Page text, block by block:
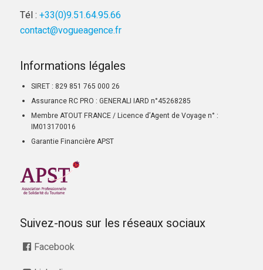
Tél : +33(0)9.51.64.95.66
contact@vogueagence.fr
Informations légales
SIRET : 829 851 765 000 26
Assurance RC PRO : GENERALI IARD n°45268285
Membre ATOUT FRANCE / Licence d’Agent de Voyage n° :
IM013170016
Garantie Financière APST
Suivez-nous sur les réseaux sociaux
Facebook